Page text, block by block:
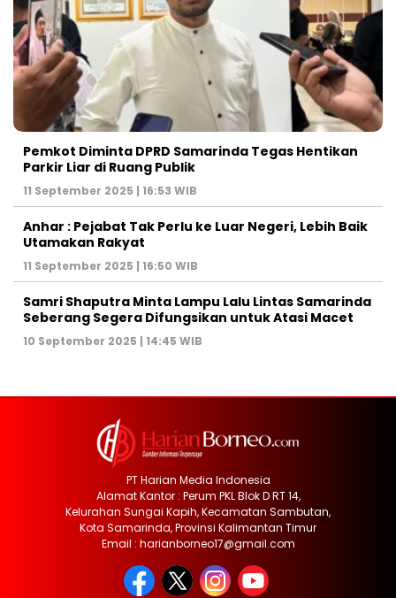
Pemkot Diminta DPRD Samarinda Tegas Hentikan
Parkir Liar di Ruang Publik
11 September 2025 | 16:53 WIB
Anhar : Pejabat Tak Perlu ke Luar Negeri, Lebih Baik
Utamakan Rakyat
11 September 2025 | 16:50 WIB
Samri Shaputra Minta Lampu Lalu Lintas Samarinda
Seberang Segera Difungsikan untuk Atasi Macet
10 September 2025 | 14:45 WIB
PT Harian Media Indonesia
Alamat Kantor : Perum PKL Blok D RT 14,
Kelurahan Sungai Kapih, Kecamatan Sambutan,
Kota Samarinda, Provinsi Kalimantan Timur
Email : harianborneo17@gmail.com